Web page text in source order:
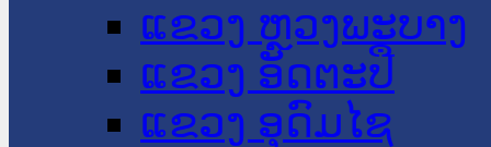
ແຂວງ ຫຼວງພະບາງ
ແຂວງ ອັດຕະປື
ແຂວງ ອຸດົມໄຊ